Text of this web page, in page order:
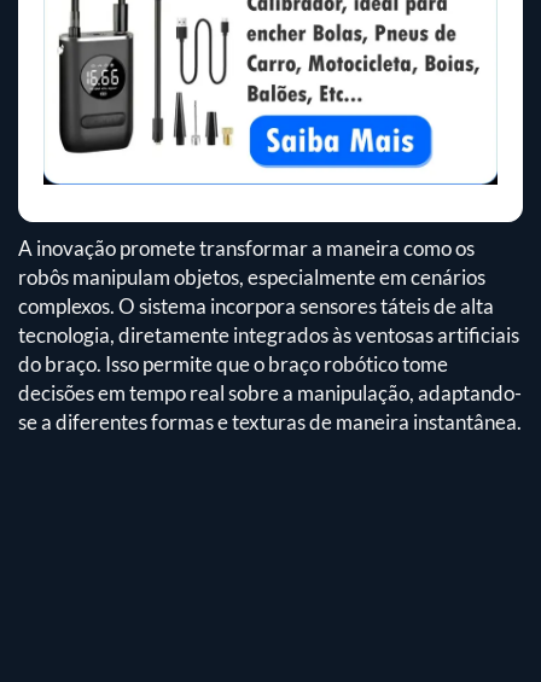
A inovação promete transformar a maneira como os
robôs manipulam objetos, especialmente em cenários
complexos. O sistema incorpora sensores táteis de alta
tecnologia, diretamente integrados às ventosas artificiais
do braço. Isso permite que o braço robótico tome
decisões em tempo real sobre a manipulação, adaptando-
se a diferentes formas e texturas de maneira instantânea.